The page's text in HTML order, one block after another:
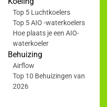
Top 5 Luchtkoelers
Top 5 AIO -waterkoelers
Hoe plaats je een AIO-
waterkoeler
Behuizing
Airflow
Top 10 Behuizingen van
2026